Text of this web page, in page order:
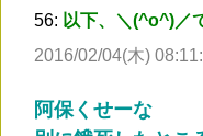
56: 以下、＼(^o^)／
2016/02/04(木)
阿保くせーな